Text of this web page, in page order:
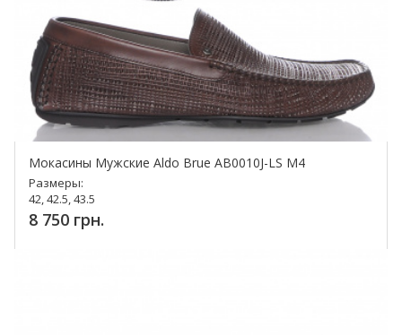
Мокасины Мужские Aldo Brue AB0010J-LS M4
Размеры:
42, 42.5, 43.5
8 750 грн.